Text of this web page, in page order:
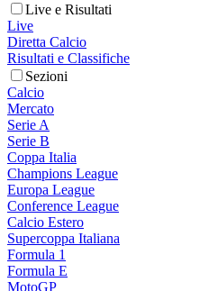
Live e Risultati
Live
Diretta Calcio
Risultati e Classifiche
Sezioni
Calcio
Mercato
Serie A
Serie B
Coppa Italia
Champions League
Europa League
Conference League
Calcio Estero
Supercoppa Italiana
Formula 1
Formula E
MotoGP